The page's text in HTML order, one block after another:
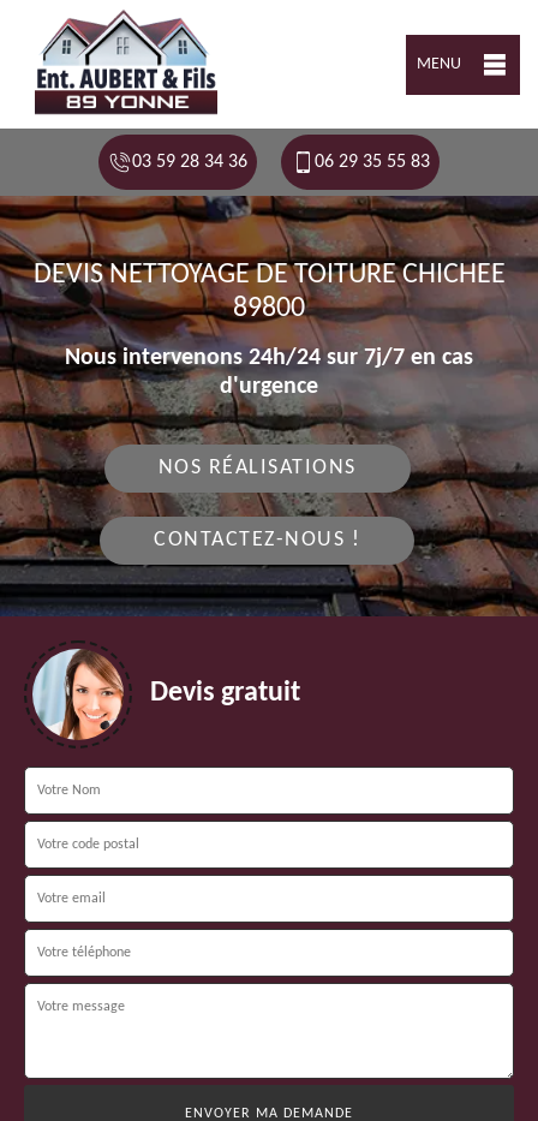
MENU
03 59 28 34 36 06 29 35 55 83
DEVIS NETTOYAGE DE TOITURE CHICHEE
89800
Nous intervenons 24h/24 sur 7j/7 en cas
d'urgence
NOS RÉALISATIONS
CONTACTEZ-NOUS !
Devis gratuit